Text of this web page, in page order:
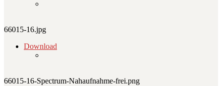
66015-16.jpg
Download
66015-16-Spectrum-Nahaufnahme-frei.png